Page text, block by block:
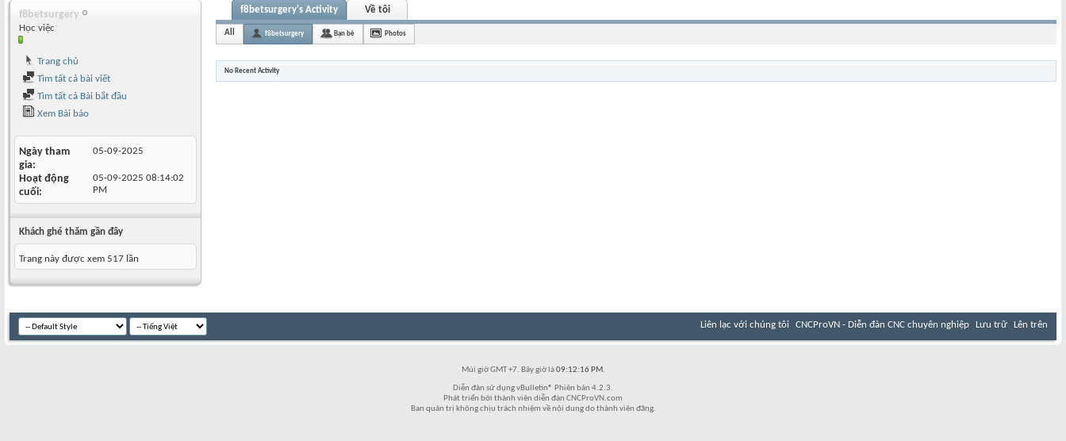
f8betsurgery
Học việc
Trang chủ
Tìm tất cả bài viết
Tìm tất cả Bài bắt đầu
Xem Bài báo
Ngày tham
gia
05-09-2025
Hoạt động
cuối
05-09-2025 08:14:02
PM
Khách ghé thăm gần đây
Trang này được xem 517 lần
f8betsurgery's Activity Về tôi
All f8betsurgery Bạn bè Photos
No Recent Activity
Liên lạc với chúng tôi CNCProVN - Diễn đàn CNC chuyên nghiệp Lưu trữ Lên trên
Múi giờ GMT +7. Bây giờ là09:12:16 PM.
Diễn đàn sử dụng vBulletin® Phiên bản 4.2.3.
Phát triển bởi thành viên diễn đàn CNCProVN.com
Ban quản trị không chịu trách nhiệm về nội dung do thành viên đăng.